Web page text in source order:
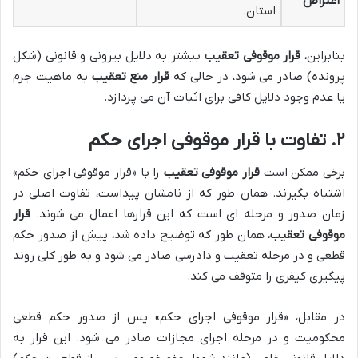
استان.
بنابراین، قرار موقوفی تعقیب بیشتر به دلایل بیرونی و قانونی (شکل
پرونده) صادر می شود، در حالی که قرار منع تعقیب به ماهیت جرم
یا عدم وجود دلایل کافی برای اثبات آن می پردازد.
۲. تفاوت با قرار موقوفی اجرای حکم
برخی ممکن است قرار موقوفی تعقیب را با «قرار موقوفی اجرای حکم»
اشتباه بگیرند. همان طور که از نامشان پیداست، تفاوت اصلی در
زمان صدور و مرحله ای است که این قرارها اعمال می شوند. قرار
موقوفی تعقیب، همان طور که توضیح داده شد، پیش از صدور حکم
قطعی و در مرحله تعقیب و دادرسی صادر می شود و به طور کلی روند
پیگیری کیفری را متوقف می کند.
در مقابل، «قرار موقوفی اجرای حکم» پس از صدور حکم قطعی
محکومیت و در مرحله اجرای مجازات صادر می شود. این قرار به